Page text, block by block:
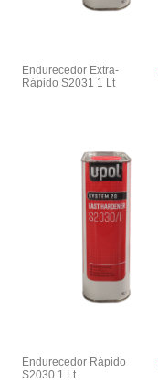
Endurecedor Extra-
Rápido S2031 1 Lt
Endurecedor Rápido
S2030 1 Lt